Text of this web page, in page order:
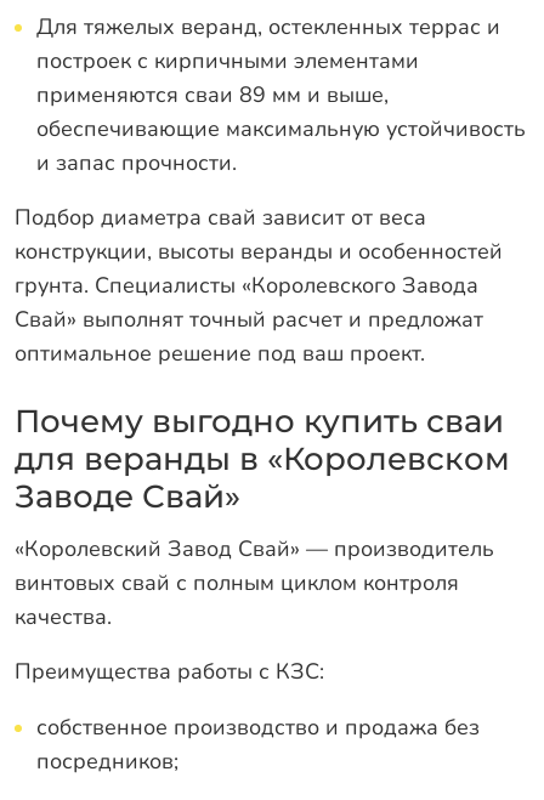
Для тяжелых веранд, остекленных террас и
построек с кирпичными элементами
применяются сваи 89 мм и выше,
обеспечивающие максимальную устойчивость
и запас прочности.
Подбор диаметра свай зависит от веса
конструкции, высоты веранды и особенностей
грунта. Специалисты «Королевского Завода
Свай» выполнят точный расчет и предложат
оптимальное решение под ваш проект.
Почему выгодно купить сваи
для веранды в «Королевском
Заводе Свай»
«Королевский Завод Свай» — производитель
винтовых свай с полным циклом контроля
качества.
Преимущества работы с КЗС:
собственное производство и продажа без
посредников;